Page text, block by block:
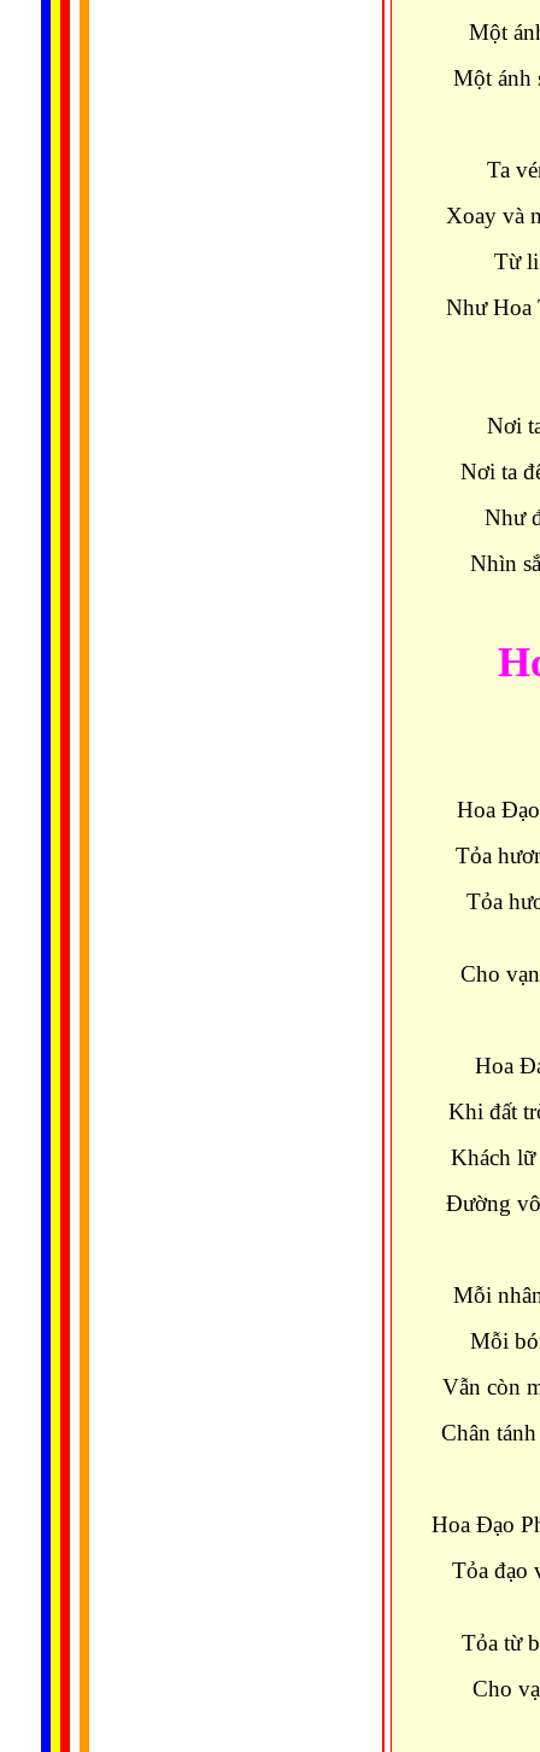
Một
Một ánh
Ta
Xoay và
Từ li
Như Hoa
Nơi
Nơi ta
Như
Nhìn
Hoa
Tỏa
Tỏa
Cho
Hoa
Khi đất
Khách lữ
Ðường
Mỗi
Mỗi
Vẫn còn
Chân
Hoa Ðạo
Tỏa đạo
Tỏa từ
Cho